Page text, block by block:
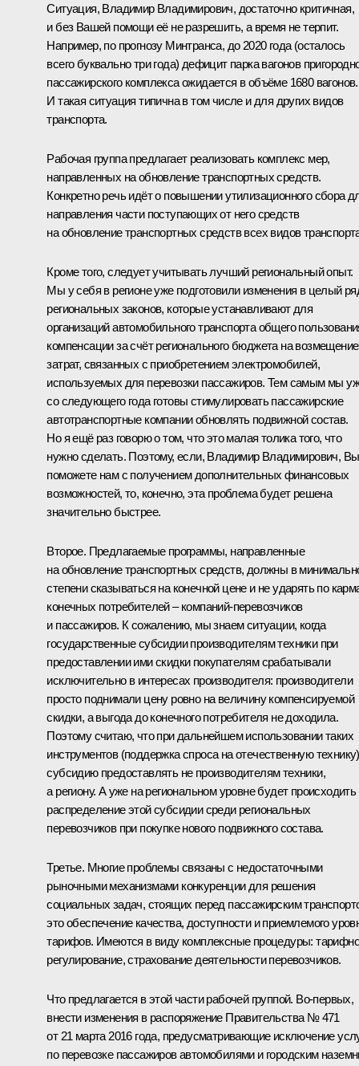
Ситуация, Владимир Владимирович, достаточно критичная,
и без Вашей помощи её не разрешить, а время не терпит.
Например, по прогнозу Минтранса, до 2020 года (осталось
всего буквально три года) дефицит парка вагонов
пассажирского комплекса ожидается в объёме 1680 вагонов.
И такая ситуация типична в том числе и для других видов
транспорта.
Рабочая группа предлагает реализовать комплекс мер,
направленных на обновление транспортных средств.
Конкретно речь идёт о повышении утилизационного сбора
направления части поступающих от него средств
на обновление транспортных средств всех видов
Кроме того, следует учитывать лучший региональный опыт.
Мы у себя в регионе уже подготовили изменения в целый
региональных законов, которые устанавливают для
организаций автомобильного транспорта общего
компенсации за счёт регионального бюджета на возмещение
затрат, связанных с приобретением электромобилей,
используемых для перевозки пассажиров. Тем самым мы
со следующего года готовы стимулировать пассажирские
автотранспортные компании обновлять подвижной состав.
Но я ещё раз говорю о том, что это малая толика того, что
нужно сделать. Поэтому, если, Владимир Владимирович, Вы
поможете нам с получением дополнительных финансовых
возможностей, то, конечно, эта проблема будет решена
значительно быстрее.
Второе. Предлагаемые программы, направленные
на обновление транспортных средств, должны в
степени сказываться на конечной цене и не ударять по
конечных потребителей – компаний-перевозчиков
и пассажиров. К сожалению, мы знаем ситуации, когда
государственные субсидии производителям техники при
предоставлении ими скидки покупателям срабатывали
исключительно в интересах производителя: производители
просто поднимали цену ровно на величину компенсируемой
скидки, а выгода до конечного потребителя не доходила.
Поэтому считаю, что при дальнейшем использовании таких
инструментов (поддержка спроса на отечественную технику)
субсидию предоставлять не производителям техники,
а региону. А уже на региональном уровне будет происходить
распределение этой субсидии среди региональных
перевозчиков при покупке нового подвижного состава.
Третье. Многие проблемы связаны с недостаточными
рыночными механизмами конкуренции для решения
социальных задач, стоящих перед пассажирским
это обеспечение качества, доступности и приемлемого
тарифов. Имеются в виду комплексные процедуры:
регулирование, страхование деятельности перевозчиков.
Что предлагается в этой части рабочей группой. Во-первых,
внести изменения в распоряжение Правительства № 471
от 21 марта 2016 года, предусматривающие исключение
по перевозке пассажиров автомобилями и городским